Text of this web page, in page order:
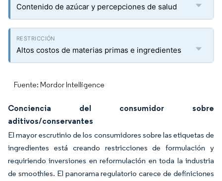
Contenido de azúcar y percepciones de salud
Altos costos de materias primas e ingredientes
Fuente: Mordor Intelligence
Conciencia del consumidor sobre
aditivos/conservantes
El mayor escrutinio de los consumidores sobre las etiquetas de
ingredientes está creando restricciones de formulación y
requiriendo inversiones en reformulación en toda la industria
de smoothies. El panorama regulatorio carece de definiciones